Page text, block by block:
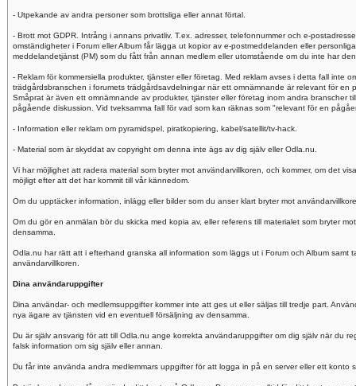
- Utpekande av andra personer som brottsliga eller annat förtal.
- Brott mot GDPR. Intrång i annans privatliv. T.ex. adresser, telefonnummer och e-
omständigheter i Forum eller Album får lägga ut kopior av e-postmeddelanden eller
meddelandetjänst (PM) som du fått från annan medlem eller utomstående om du inte har
- Reklam för kommersiella produkter, tjänster eller företag. Med reklam avses i detta fall inte
trädgårdsbranschen i forumets trädgårdsavdelningar när ett omnämnande är relevant för en
Småprat är även ett omnämnande av produkter, tjänster eller företag inom andra branscher
pågående diskussion. Vid tveksamma fall för vad som kan räknas som "relevant för en
- Information eller reklam om pyramidspel, piratkopiering, kabel/satellit/tv-hack.
- Material som är skyddat av copyright om denna inte ägs av dig själv eller Odla.nu.
Vi har möjlighet att radera material som bryter mot användarvillkoren, och kommer, om det
möjligt efter att det har kommit till vår kännedom.
Om du upptäcker information, inlägg eller bilder som du anser klart bryter mot
Om du gör en anmälan bör du skicka med kopia av, eller referens till materialet som bryter
densamma.
Odla.nu har rätt att i efterhand granska all information som läggs ut i Forum och Album samt
användarvillkoren.
Dina användaruppgifter
Dina användar- och medlemsuppgifter kommer inte att ges ut eller säljas till tredje part.
nya ägare av tjänsten vid en eventuell försäljning av densamma.
Du är själv ansvarig för att till Odla.nu ange korrekta användaruppgifter om dig själv när du
falsk information om sig själv eller annan.
Du får inte använda andra medlemmars uppgifter för att logga in på en server eller ett konto